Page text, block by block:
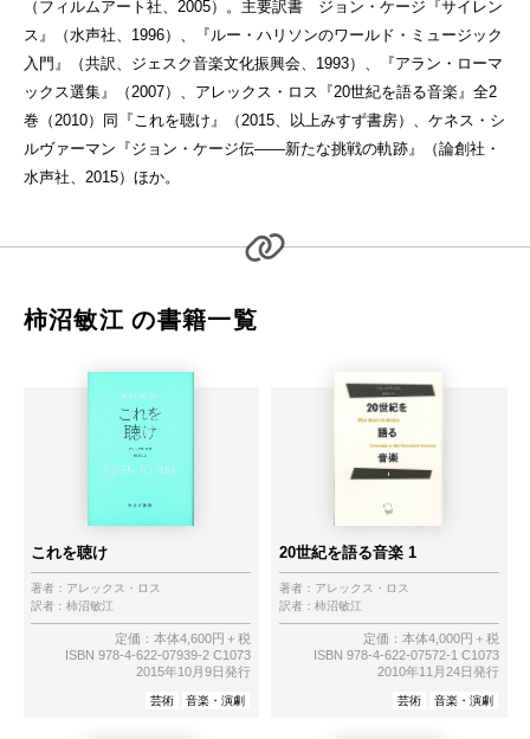
（フィルムアート社、2005）。主要訳書 ジョン・ケージ『サイレン
ス』（水声社、1996）、『ルー・ハリソンのワールド・ミュージック
入門』（共訳、ジェスク音楽文化振興会、1993）、『アラン・ローマ
ックス選集』（2007）、アレックス・ロス『20世紀を語る音楽』全2
巻（2010）同『これを聴け』（2015、以上みすず書房）、ケネス・シ
ルヴァーマン『ジョン・ケージ伝——新たな挑戦の軌跡』（論創社・
水声社、2015）ほか。
柿沼敏江 の書籍一覧
これを聴け
著者： アレックス・ロス
訳者： 柿沼敏江
定価：本体4,600円＋税
ISBN 978-4-622-07939-2 C1073
2015年10月9日発行
芸術 音楽・演劇
20世紀を語る音楽 1
著者： アレックス・ロス
訳者： 柿沼敏江
定価：本体4,000円＋税
ISBN 978-4-622-07572-1 C1073
2010年11月24日発行
芸術 音楽・演劇